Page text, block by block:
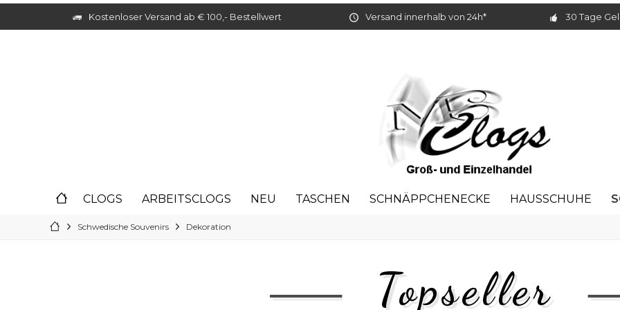
Kostenloser Versand ab € 100,- Bestellwert Versand innerhalb von 24h* 30 Tage
CLOGS ARBEITSCLOGS NEU TASCHEN SCHNÄPPCHENECKE HAUSSCHUHE
Schwedische Souvenirs Dekoration
Topseller